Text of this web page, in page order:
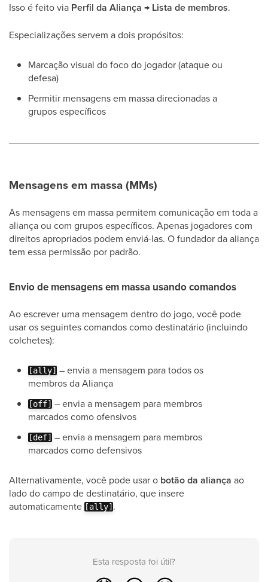
Isso é feito via Perfil da Aliança → Lista de membros.
Especializações servem a dois propósitos:
Marcação visual do foco do jogador (ataque ou
defesa)
Permitir mensagens em massa direcionadas a
grupos específicos
Mensagens em massa (MMs)
As mensagens em massa permitem comunicação em toda a
aliança ou com grupos específicos. Apenas jogadores com
direitos apropriados podem enviá-las. O fundador da aliança
tem essa permissão por padrão.
Envio de mensagens em massa usando comandos
Ao escrever uma mensagem dentro do jogo, você pode
usar os seguintes comandos como destinatário (incluindo
colchetes):
[ally] – envia a mensagem para todos os
membros da Aliança
[off] – envia a mensagem para membros
marcados como ofensivos
[def] – envia a mensagem para membros
marcados como defensivos
Alternativamente, você pode usar o botão da aliança ao
lado do campo de destinatário, que insere
automaticamente [ally] .
Esta resposta foi útil?